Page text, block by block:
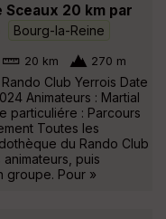
Sceaux 20 km par
Bourg-la-Reine
20 km 270 m
Club Yerrois Date
Animateurs : Martial
particuliére : Parcours
Toutes les
du Rando Club
puis
groupe. Pour »